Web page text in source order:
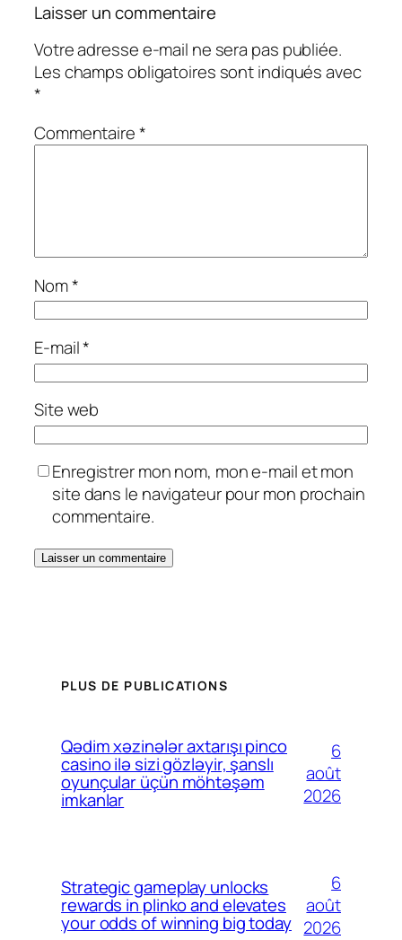
Laisser un commentaire
Votre adresse e-mail ne sera pas publiée.
Les champs obligatoires sont indiqués avec
*
Commentaire*
Nom*
E-mail*
Site web
Enregistrer mon nom, mon e-mail et mon
site dans le navigateur pour mon prochain
commentaire.
PLUS DE PUBLICATIONS
Qədim xəzinələr axtarışı pinco
casino ilə sizi gözləyir, şanslı
oyunçular üçün möhtəşəm
imkanlar
6
août
2026
Strategic gameplay unlocks
rewards in plinko and elevates
your odds of winning big today
6
août
2026